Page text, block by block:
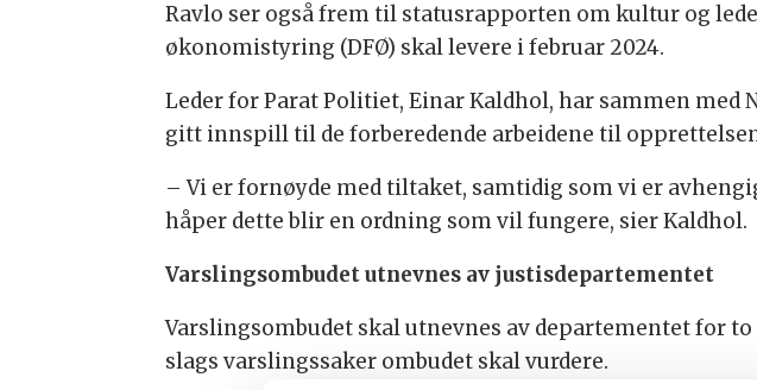
Ravlo ser også frem til statusrapporten om kultur og
økonomistyring (DFØ) skal levere i februar 2024.
Leder for Parat Politiet, Einar Kaldhol, har sammen
gitt innspill til de forberedende arbeidene til
– Vi er fornøyde med tiltaket, samtidig som vi er
håper dette blir en ordning som vil fungere, sier Kaldhol.
Varslingsombudet utnevnes av justisdepartementet
Varslingsombudet skal utnevnes av departementet for
slags varslingssaker ombudet skal vurdere.